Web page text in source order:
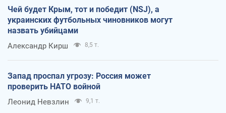
Чей будет Крым, тот и победит (NSJ), а
украинских футбольных чиновников могут
назвать убийцами
Александр Кирш 8,5 т.
Запад проспал угрозу: Россия может
проверить НАТО войной
Леонид Невзлин 9,1 т.